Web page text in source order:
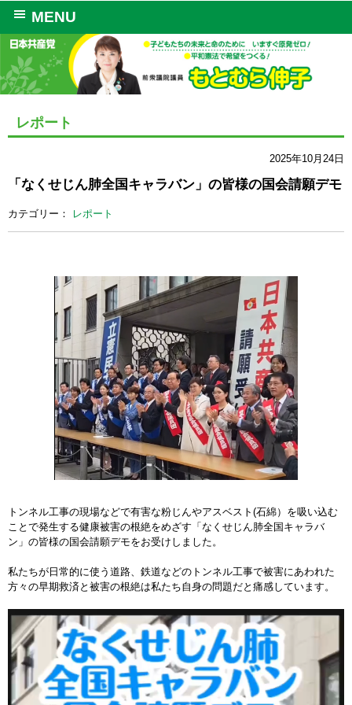
MENU
レポート
2025年10月24日
「なくせじん肺全国キャラバン」の皆様の国会請願デモ
カテゴリー： レポート
トンネル工事の現場などで有害な粉じんやアスベスト(石綿）を吸い込む
ことで発生する健康被害の根絶をめざす「なくせじん肺全国キャラバ
ン」の皆様の国会請願デモをお受けしました。
私たちが日常的に使う道路、鉄道などのトンネル工事で被害にあわれた
方々の早期救済と被害の根絶は私たち自身の問題だと痛感しています。
動
画
プ
レ
ー